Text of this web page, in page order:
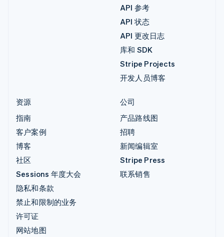
API 参考
API 状态
API 更改日志
库和 SDK
Stripe Projects
开发人员博客
资源
指南
客户案例
博客
社区
Sessions 年度大会
隐私和条款
禁止和限制的业务
许可证
网站地图
公司
产品路线图
招聘
新闻编辑室
Stripe Press
联系销售